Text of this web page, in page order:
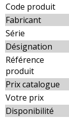
Code produit
Fabricant
Série
Désignation
Référence
produit
Prix catalogue
Votre prix
Disponibilité